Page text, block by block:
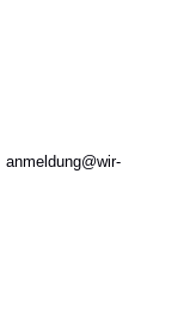
anmeldung@wir-